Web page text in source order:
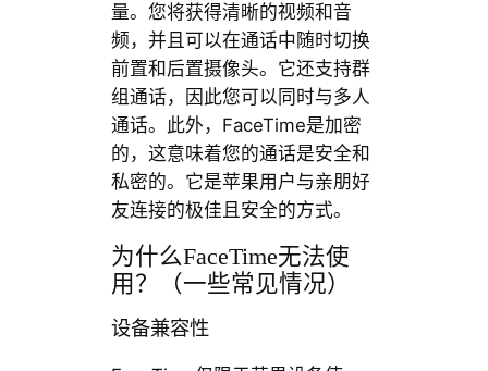
量。您将获得清晰的视频和音
频，并且可以在通话中随时切换
前置和后置摄像头。它还支持群
组通话，因此您可以同时与多人
通话。此外，FaceTime是加密
的，这意味着您的通话是安全和
私密的。它是苹果用户与亲朋好
友连接的极佳且安全的方式。
为什么FaceTime无法使
用？（一些常见情况）
设备兼容性